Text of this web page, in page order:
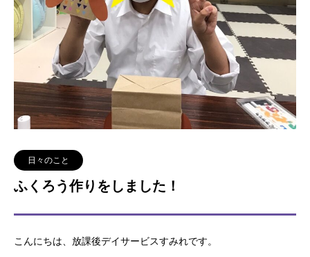
日々のこと
ふくろう作りをしました！
こんにちは、放課後デイサービスすみれです。